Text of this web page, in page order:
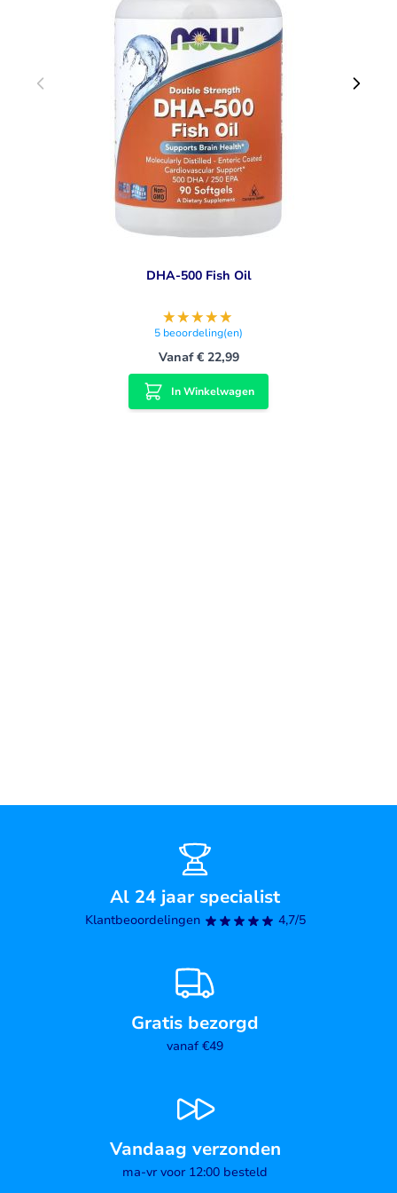
De GO-ED Voluntary Monograph is sinds 2002 de
kwaliteitsstandaard van de omega-3-industrie. De
standaard is ontwikkeld door de leden van de Omega-3
Working Group van de Council for Responsible Nutrition, de
voorloper van GO-ED. Ontwikkeld om ervoor te zorgen dat
omega-3-oliën die consumenten bereiken zowel veilig als
van hoge kwaliteit zijn, hebben de bedrijven die hebben
deelgenomen aan de ontwikkeling van de Monograph de
strengste kwaliteits- en zuiverheidsnormen van regelgeving
over de hele wereld overgenomen. Dit zorgt ervoor dat elke
olie die volgens de Monograph-normen is geproduceerd,
over de hele wereld kan worden verkocht.
DHA-500 Fish Oil
5 beoordeling(en)
Vanaf€ 22,99
In Winkelwagen
Al 24 jaar specialist
Klantbeoordelingen 4,7/5
Gratis bezorgd
vanaf €49
Vandaag verzonden
ma-vr voor 12:00 besteld